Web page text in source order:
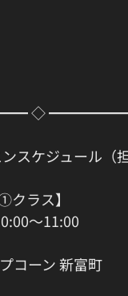
◇
スケジュール（
クラス】
〜11:00
コーン 新富町